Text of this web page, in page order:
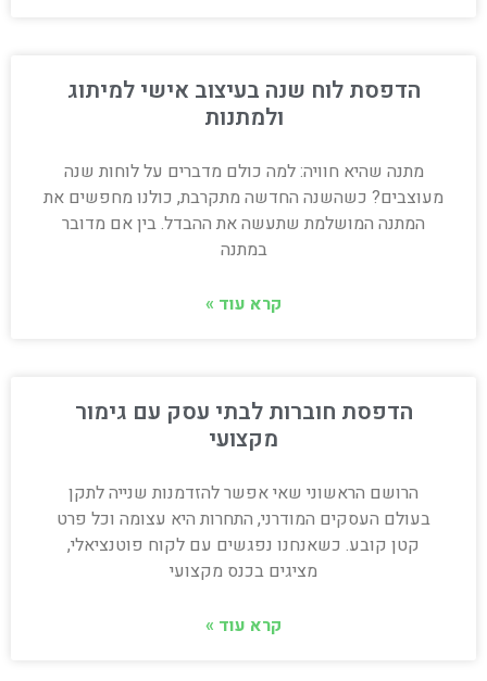
הדפסת לוח שנה בעיצוב אישי למיתוג
ולמתנות
מתנה שהיא חוויה: למה כולם מדברים על לוחות שנה
מעוצבים? כשהשנה החדשה מתקרבת, כולנו מחפשים את
המתנה המושלמת שתעשה את ההבדל. בין אם מדובר
במתנה
קרא עוד »
הדפסת חוברות לבתי עסק עם גימור
מקצועי
הרושם הראשוני שאי אפשר להזדמנות שנייה לתקן
בעולם העסקים המודרני, התחרות היא עצומה וכל פרט
קטן קובע. כשאנחנו נפגשים עם לקוח פוטנציאלי,
מציגים בכנס מקצועי
קרא עוד »